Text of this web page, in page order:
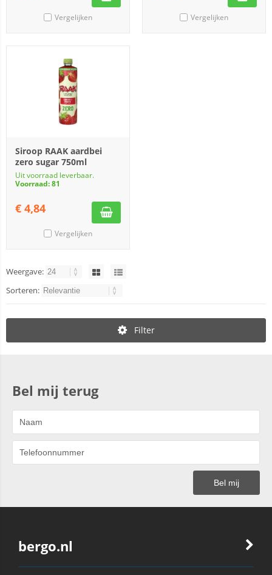
Vergelijken Vergelijken
Siroop RAAK aardbei
zero sugar 750ml
Uit voorraad leverbaar.
Voorraad: 81
€ 4,84
Vergelijken
Weergave:
Sorteren:
Filter
Bel mij terug
bergo.nl